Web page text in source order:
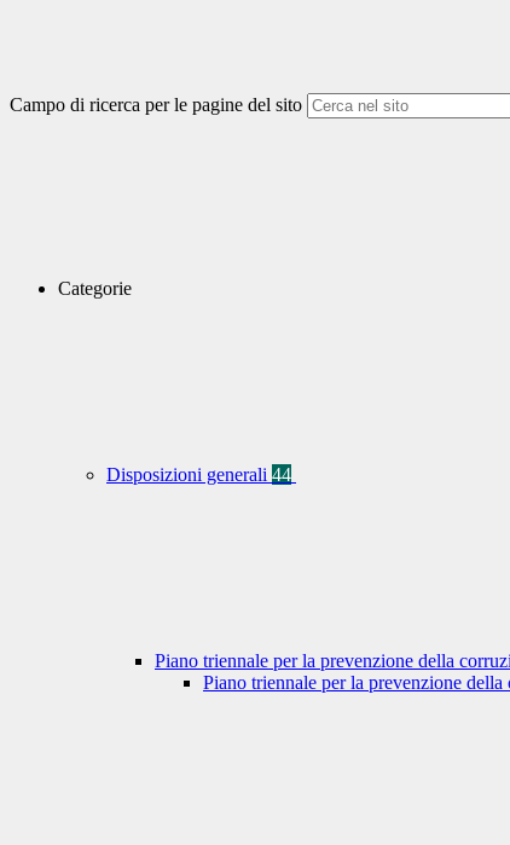
Campo di ricerca per le pagine del sito
Categorie
Disposizioni generali 44
Piano triennale per la prevenzione della
Piano triennale per la prevenzione